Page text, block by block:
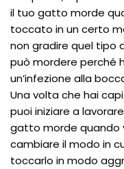
il tuo gatto morde
toccato in un certo
non gradire quel tipo
può mordere perché
un’infezione alla
Una volta che hai
puoi iniziare a
gatto morde quando
cambiare il modo in
toccarlo in modo